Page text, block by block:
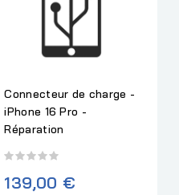
Connecteur de charge -
iPhone 16 Pro -
Réparation
139,00 €